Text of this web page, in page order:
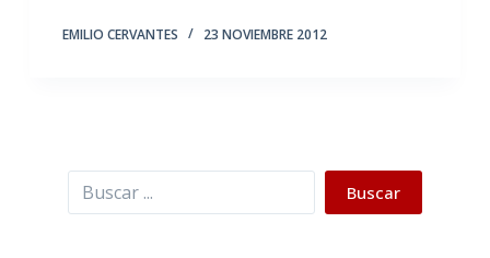
EMILIO CERVANTES 23 NOVIEMBRE 2012
Buscar Buscar